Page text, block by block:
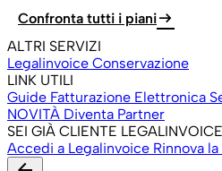
Confronta tutti i pianiarrow_right_alt
ALTRI SERVIZI
Legalinvoice Conservazione
LINK UTILI
Guide Fatturazione Elettronica
NOVITÀ Diventa Partner
SEI GIÀ CLIENTE
Accedi a Legalinvoice Rinnova